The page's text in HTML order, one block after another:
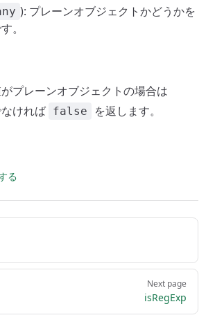
): プレーンオブジェクトかどうかを
。
プレーンオブジェクトの場合は
ければ false を返します。
る
Next page
isRegExp